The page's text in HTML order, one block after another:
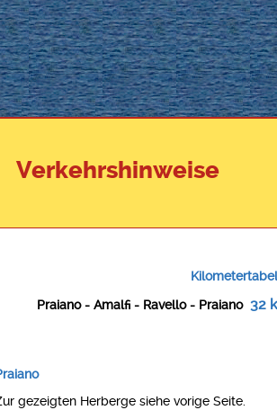
Verkehrshinweise
Praiano - Amalfi - Ravello - Praiano32
gezeigten Herberge siehe vorige Seite.